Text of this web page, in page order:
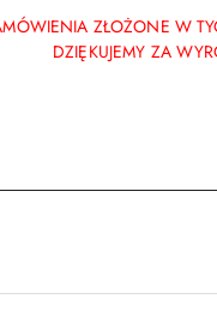
ZŁOŻONE W
DZIĘKUJEMY ZA